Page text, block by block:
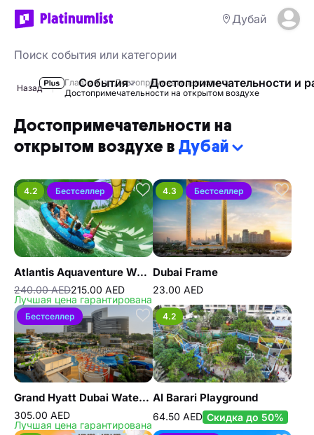
Дубай
События Достопримечательности и
Назад Главная
Достопримечательности
Достопримечательности на открытом воздухе
Достопримечательности на
открытом воздухе в Дубай
4.2 Бестселлер
Atlantis Aquaventure Waterpark
240.00 AED215.00 AED
Лучшая цена гарантирована
4.3 Бестселлер
Dubai Frame
23.00 AED
Бестселлер
Grand Hyatt Dubai Waterpark
305.00 AED
Лучшая цена гарантирована
4.2
Al Barari Playground
64.50 AED Скидка до 50%